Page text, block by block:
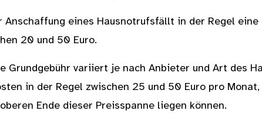
Anschaffung eines Hausnotrufsfällt in der Regel
20 und 50 Euro.
Grundgebühr variiert je nach Anbieter und Art des
in der Regel zwischen 25 und 50 Euro pro
Ende dieser Preisspanne liegen können.